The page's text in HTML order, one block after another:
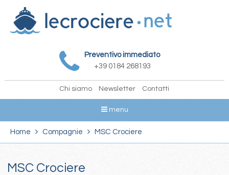
Preventivo immediato
+39 0184 268193
Chi siamo Newsletter Contatti
menu
Home Compagnie MSC Crociere
MSC Crociere